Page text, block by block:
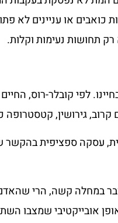
כואבים או עניינים לא
תחושות נעימות וקלות.
לפי קובלר-רוס,
גירושין, קטסטרופה
עסקה ספציפית בהקשר
במחלה קשה, הרי
אובייקטיבי שמצבו